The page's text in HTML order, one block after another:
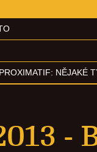
NĚJAKÉ
-